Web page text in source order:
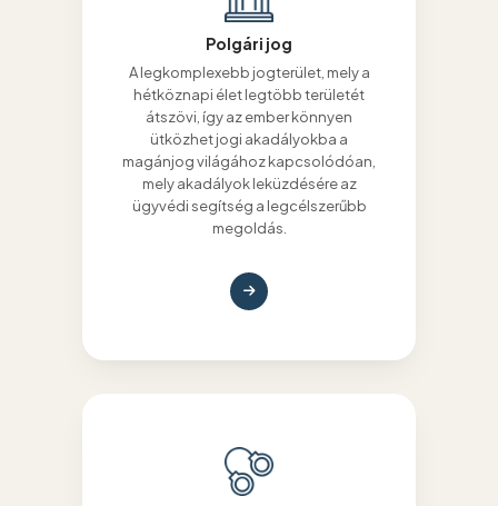
Polgári jog
A legkomplexebb jogterület, mely a
hétköznapi élet legtöbb területét
átszövi, így az ember könnyen
ütközhet jogi akadályokba a
magánjog világához kapcsolódóan,
mely akadályok leküzdésére az
ügyvédi segítség a legcélszerűbb
megoldás.